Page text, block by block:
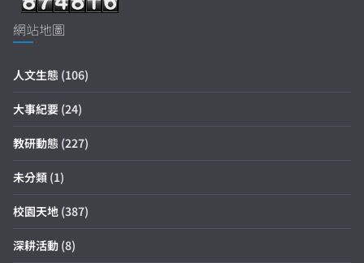
網站地圖
人文生態 (106)
大事紀要 (24)
教研動態 (227)
未分類 (1)
校園天地 (387)
深耕活動 (8)